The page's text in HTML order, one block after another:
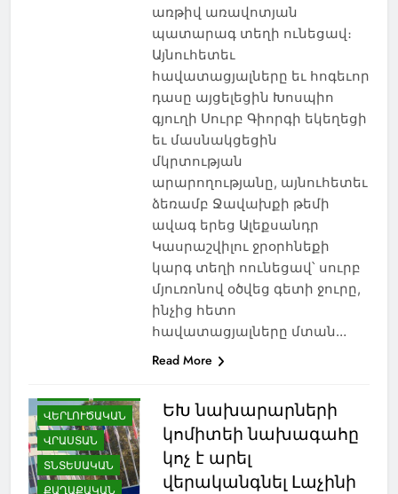
առթիվ առավոտյան
պատարագ տեղի ունեցավ։
Այնուհետեւ
հավատացյալները եւ հոգեւոր
դասը այցելեցին Խոսպիո
գյուղի Սուրբ Գիորգի եկեղեցի
եւ մասնակցեցին
մկրտության
արարողությանը, այնուհետեւ
ձեռամբ Ջավախքի թեմի
ավագ երեց Ալեքսանդր
Կասրաշվիլու ջրօրհնեքի
կարգ տեղի ոունեցավ՝ սուրբ
մյուռոնով օծվեց գետի ջուրը,
ինչից հետո
հավատացյալները մտան…
Read More
ԹՈՒՐՔԻԱ
ԾԱԼԿԱ
ՀԱՐԱԲԵՐՈՒԹՅՈՒՆՆԵՐ
ՎԵՐԼՈՒԾԱԿԱՆ
ՎՐԱՍՏԱՆ
ՏՆՏԵՍԱԿԱՆ
ԵԽ նախարարների
կոմիտեի նախագահը
կոչ է արել
վերականգնել Լաչինի